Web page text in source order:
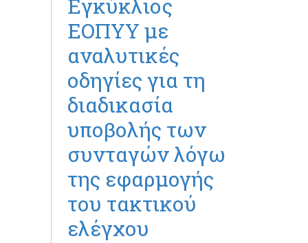
Εγκύκλιος
ΕΟΠΥΥ με
αναλυτικές
οδηγίες για τη
διαδικασία
υποβολής των
συνταγών λόγω
της εφαρμογής
του τακτικού
ελέγχου